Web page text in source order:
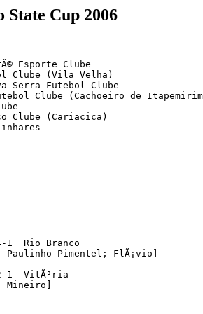
State Cup 2006
Esporte Clube
Clube (Vila Velha)
Serra Futebol Clube
Clube (Cachoeiro de
Clube (Cariacica)
Rio Branco
Paulinho Pimentel; FlÃ¡vio]
1  VitÃ³ria
Mineiro]